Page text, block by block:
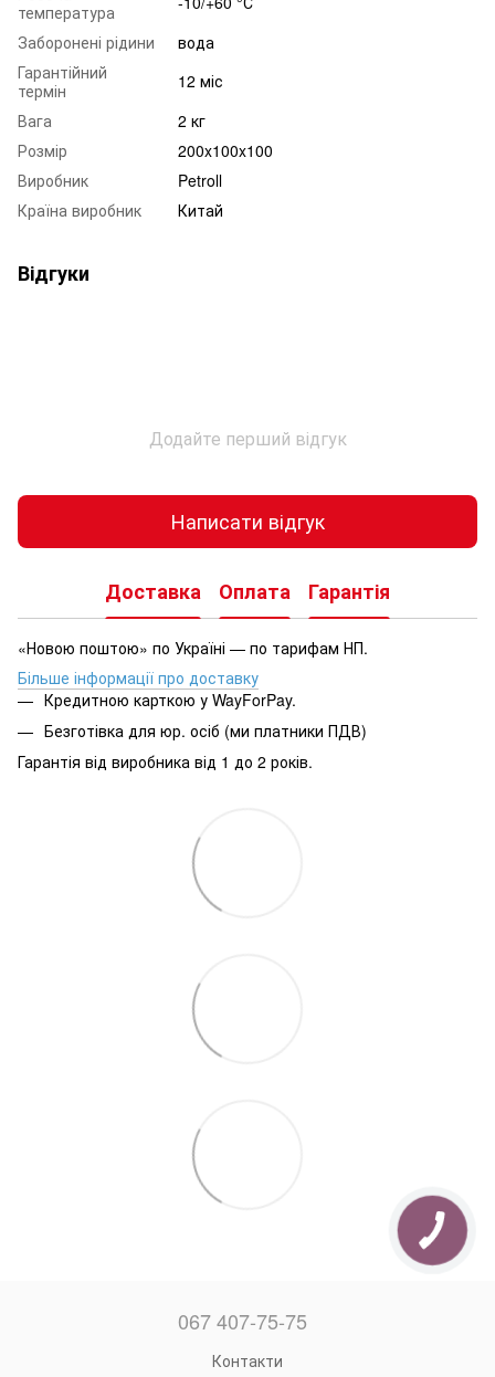
температура
Заборонені рідини
вода
Гарантійний
термін
12 міс
Вага
2 кг
Розмір
200x100x100
Виробник
Petroll
Країна виробник
Китай
Відгуки
Додайте перший відгук
Написати відгук
Доставка Оплата Гарантія
«Новою поштою» по Україні — по тарифам НП.
Більше інформації про доставку
Кредитною карткою у WayForPay.
Безготівка для юр. осіб (ми платники ПДВ)
Гарантія від виробника від 1 до 2 років.
067 407-75-75
Контакти